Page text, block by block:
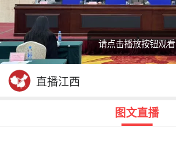
请点击播放按钮观看
回顾 00:00
直播江西
图文直播